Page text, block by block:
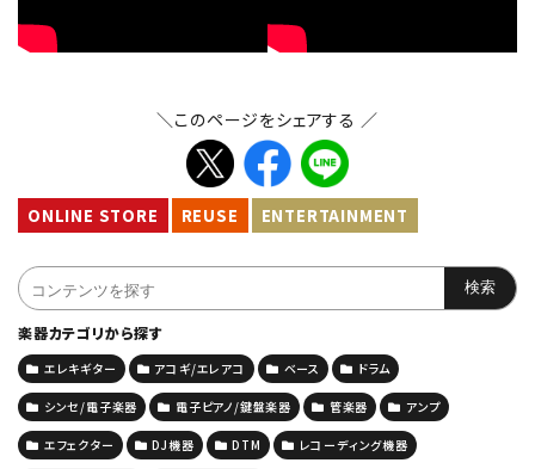
＼このページをシェアする ／
ONLINE STORE REUSE ENTERTAINMENT
楽器カテゴリから探す
エレキギター アコギ/エレアコ ベース ドラム
シンセ/電子楽器 電子ピアノ/鍵盤楽器 管楽器 アンプ
エフェクター DJ機器 DTM レコーディング機器